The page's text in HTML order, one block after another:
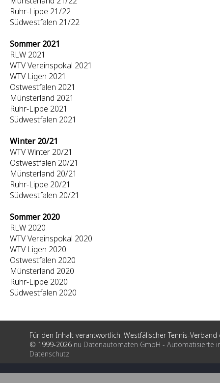
Ruhr-Lippe 21/22
Südwestfalen 21/22
Sommer 2021
RLW 2021
WTV Vereinspokal 2021
WTV Ligen 2021
Ostwestfalen 2021
Münsterland 2021
Ruhr-Lippe 2021
Südwestfalen 2021
Winter 20/21
WTV Winter 20/21
Ostwestfalen 20/21
Münsterland 20/21
Ruhr-Lippe 20/21
Südwestfalen 20/21
Sommer 2020
RLW 2020
WTV Vereinspokal 2020
WTV Ligen 2020
Ostwestfalen 2020
Münsterland 2020
Ruhr-Lippe 2020
Südwestfalen 2020
Für den Inhalt verantwortlich: Westfälischer Tennis-Verband
© 1999-2026 nu Datenautomaten GmbH - Automatisierte
Datenschutz